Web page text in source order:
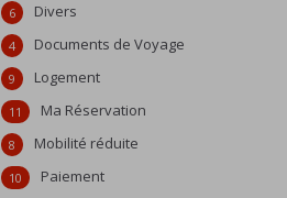
Divers
6
Documents de Voyage
4
Logement
9
Ma Réservation
11
Mobilité réduite
8
Paiement
10